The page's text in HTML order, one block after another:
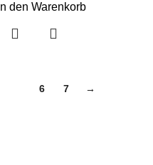
In den Warenkorb
6 7 →